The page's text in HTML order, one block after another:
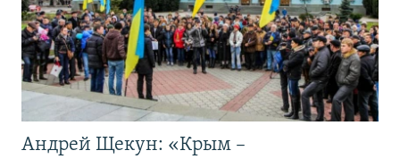
Андрей Щекун: «Крым –